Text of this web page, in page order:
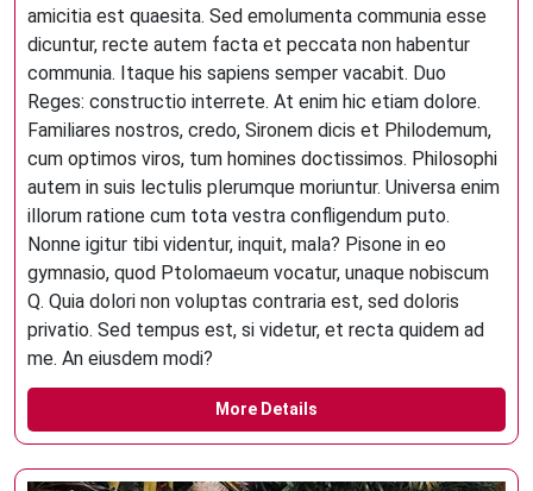
amicitia est quaesita. Sed emolumenta communia esse
dicuntur, recte autem facta et peccata non habentur
communia. Itaque his sapiens semper vacabit. Duo
Reges: constructio interrete. At enim hic etiam dolore.
Familiares nostros, credo, Sironem dicis et Philodemum,
cum optimos viros, tum homines doctissimos. Philosophi
autem in suis lectulis plerumque moriuntur. Universa enim
illorum ratione cum tota vestra confligendum puto.
Nonne igitur tibi videntur, inquit, mala? Pisone in eo
gymnasio, quod Ptolomaeum vocatur, unaque nobiscum
Q. Quia dolori non voluptas contraria est, sed doloris
privatio. Sed tempus est, si videtur, et recta quidem ad
me. An eiusdem modi?
More Details